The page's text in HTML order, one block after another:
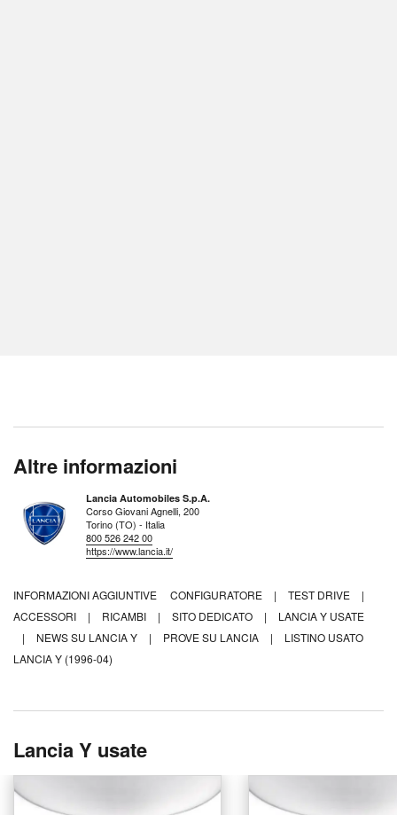
Altre informazioni
Lancia Automobiles S.p.A.
Corso Giovani Agnelli, 200
Torino (TO) - Italia
800 526 242 00
https://www.lancia.it/
INFORMAZIONI AGGIUNTIVE CONFIGURATORE | TEST DRIVE
|
ACCESSORI
| RICAMBI | SITO DEDICATO |
LANCIA Y USATE
|
NEWS SU LANCIA Y | PROVE SU LANCIA |
LISTINO USATO
LANCIA Y (1996-04)
Lancia Y usate